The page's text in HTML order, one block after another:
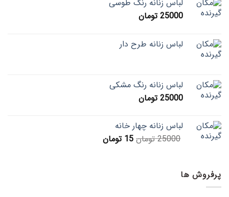
لباس زنانه رنگ طوسی
25000 تومان
لباس زنانه طرح دار
لباس زنانه رنگ مشکی
25000 تومان
لباس زنانه چهار خانه
25000 تومان 15 تومان
پرفروش ها